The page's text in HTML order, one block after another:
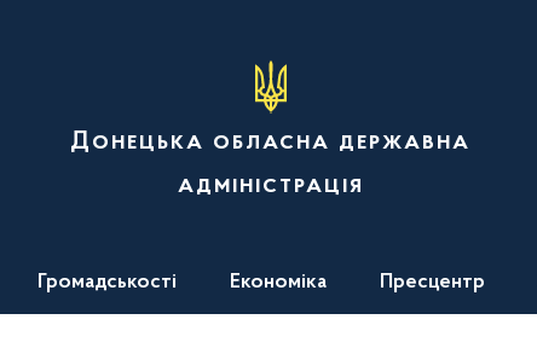
Донецька обласна державна
адміністрація
Громадськості Економіка Пресцентр